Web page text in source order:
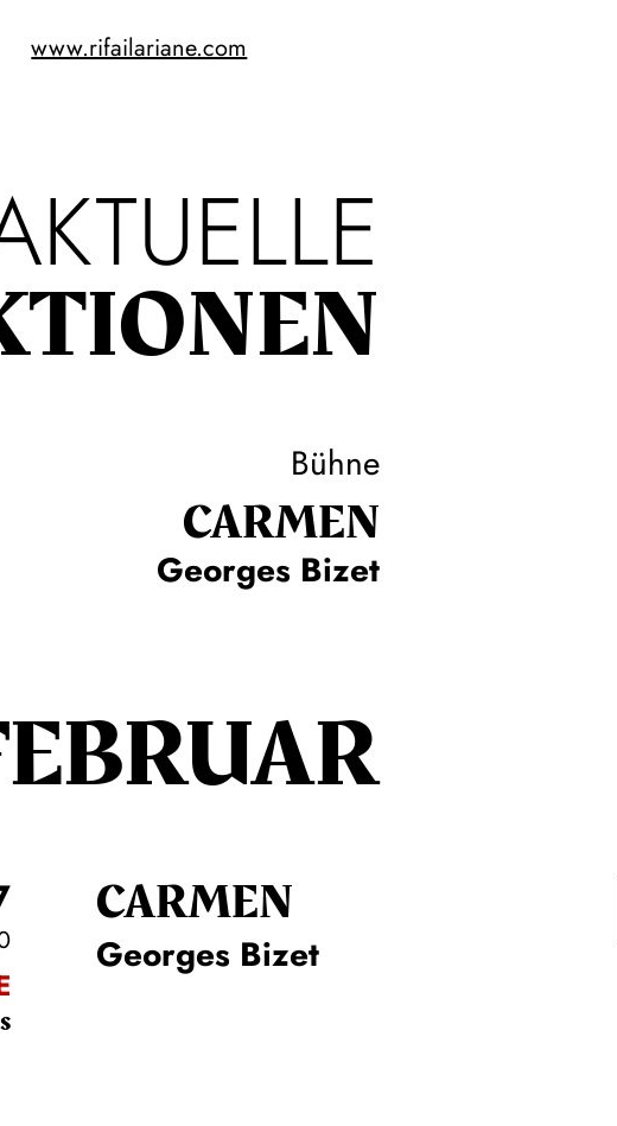
www.rifailariane.com
Bühne
CARMEN
Georges Bizet
CARMEN
Georges Bizet